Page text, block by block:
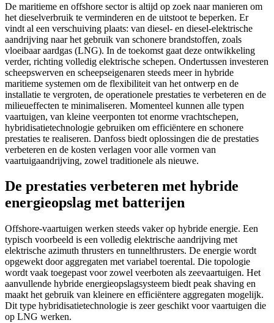
De maritieme en offshore sector is altijd op zoek naar manieren om
het dieselverbruik te verminderen en de uitstoot te beperken. Er
vindt al een verschuiving plaats: van diesel- en diesel-elektrische
aandrijving naar het gebruik van schonere brandstoffen, zoals
vloeibaar aardgas (LNG). In de toekomst gaat deze ontwikkeling
verder, richting volledig elektrische schepen. Ondertussen investeren
scheepswerven en scheepseigenaren steeds meer in hybride
maritieme systemen om de flexibiliteit van het ontwerp en de
installatie te vergroten, de operationele prestaties te verbeteren en de
milieueffecten te minimaliseren. Momenteel kunnen alle typen
vaartuigen, van kleine veerponten tot enorme vrachtschepen,
hybridisatietechnologie gebruiken om efficiëntere en schonere
prestaties te realiseren. Danfoss biedt oplossingen die de prestaties
verbeteren en de kosten verlagen voor alle vormen van
vaartuigaandrijving, zowel traditionele als nieuwe.
De prestaties verbeteren met hybride
energieopslag met batterijen
Offshore-vaartuigen werken steeds vaker op hybride energie. Een
typisch voorbeeld is een volledig elektrische aandrijving met
elektrische azimuth thrusters en tunnelthrusters. De energie wordt
opgewekt door aggregaten met variabel toerental. Die topologie
wordt vaak toegepast voor zowel veerboten als zeevaartuigen. Het
aanvullende hybride energieopslagsysteem biedt peak shaving en
maakt het gebruik van kleinere en efficiëntere aggregaten mogelijk.
Dit type hybridisatietechnologie is zeer geschikt voor vaartuigen die
op LNG werken.